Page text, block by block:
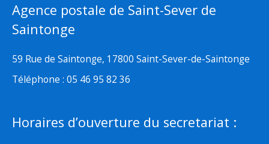
Agence postale de Saint-Sever de
Saintonge
59 Rue de Saintonge, 17800 Saint-Sever-de-Saintonge
Téléphone : 05 46 95 82 36
Horaires d’ouverture du secretariat :